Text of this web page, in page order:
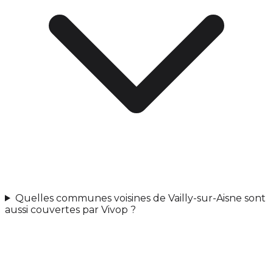
Quelles communes voisines de Vailly-sur-Aisne sont
aussi couvertes par Vivop ?